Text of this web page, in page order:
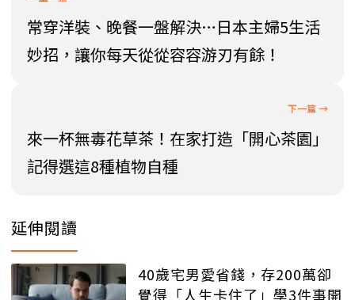
常穿洋裝、晚餐一盤解決…日本主婦5生活
妙招，讓你每天從從容容游刃有餘！
來一杯無毒花草茶！在家打造「開心茶園」
記得選這8種植物自種
延伸閱讀
40歲宅男愛省錢，存200萬卻
覺得「人生卡住了」學3件事開